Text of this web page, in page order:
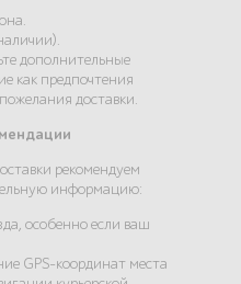
дополнительные
как предпочтения
доставки.
рекомендуем
информацию:
особенно если ваш
GPS-координат места